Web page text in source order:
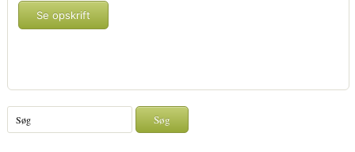
Se opskrift